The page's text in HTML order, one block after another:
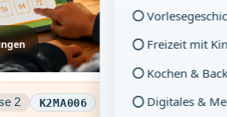
Freizeit mit
Kochen &
Digitales &
2 K2MA006